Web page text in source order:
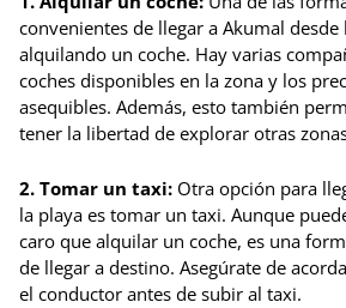
convenientes de llegar a Akumal desde
alquilando un coche. Hay varias
coches disponibles en la zona y los
asequibles. Además, esto también
tener la libertad de explorar otras
2. Tomar un taxi: Otra opción para
la playa es tomar un taxi. Aunque
caro que alquilar un coche, es una
de llegar a destino. Asegúrate de
el conductor antes de subir al taxi.